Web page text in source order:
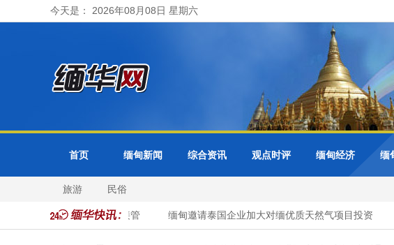
今天是： 2026年08月08日 星期六
首页 缅甸新闻 综合资讯 观点时评 缅甸经济 缅
旅游 民俗
分馆 领事业务转由曼谷接管 缅甸邀请泰国企业加大对缅优质天然气项目投资